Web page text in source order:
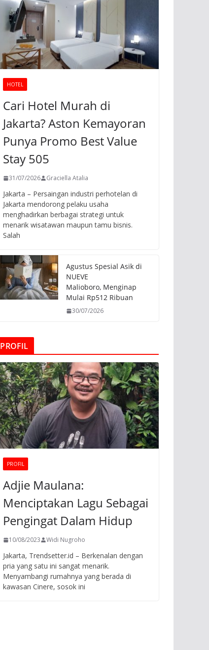
HOTEL
Cari Hotel Murah di
Jakarta? Aston Kemayoran
Punya Promo Best Value
Stay 505
31/07/2026 Graciella Atalia
Jakarta – Persaingan industri perhotelan di
Jakarta mendorong pelaku usaha
menghadirkan berbagai strategi untuk
menarik wisatawan maupun tamu bisnis.
Salah
Agustus Spesial Asik di
NUEVE
Malioboro, Menginap
Mulai Rp512 Ribuan
30/07/2026
PROFIL
PROFIL
Adjie Maulana:
Menciptakan Lagu Sebagai
Pengingat Dalam Hidup
10/08/2023 Widi Nugroho
Jakarta, Trendsetter.id – Berkenalan dengan
pria yang satu ini sangat menarik.
Menyambangi rumahnya yang berada di
kawasan Cinere, sosok ini